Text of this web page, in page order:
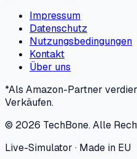
Impressum
Datenschutz
Nutzungsbedingungen
Kontakt
Über uns
*Als Amazon-Partner
Verkäufen.
© 2026 TechBone.Alle
Live-Simulator · Made in EU